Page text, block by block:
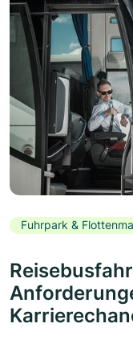
Fuhrpark &